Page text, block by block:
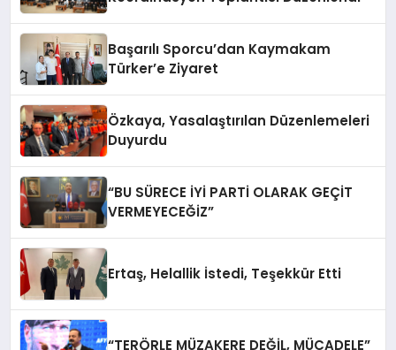
Başarılı Sporcu’dan Kaymakam
Türker’e Ziyaret
Özkaya, Yasalaştırılan Düzenlemeleri
Duyurdu
“BU SÜRECE İYİ PARTİ OLARAK GEÇİT
VERMEYECEĞİZ”
Ertaş, Helallik İstedi, Teşekkür Etti
“TERÖRLE MÜZAKERE DEĞİL, MÜCADELE”